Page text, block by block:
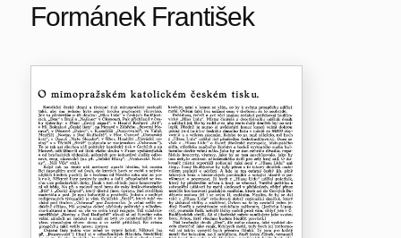
Formánek František